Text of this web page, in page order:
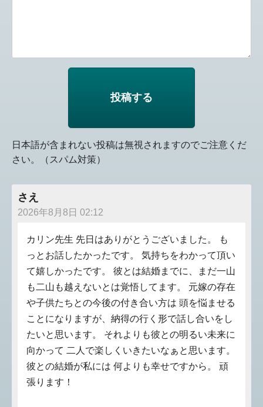
日本語が含まれない投稿は無視されますのでご注意くだ
さい。（スパム対策）
さえ
2026年8月8日 02:12
カリン先生 先日はありがとうございました。 も
っとお話したかったです。 気持ちをわかって頂い
て嬉しかったです。 彼とは結婚までに、まだ一山
も二山も越えないとは覚悟してます。 元嫁の存在
や子供たちとの今後の付き合い方は 頭を悩ませる
ことになりますが、納得の行く形で話し合いをし
たいと思います。 それよりも彼との明るい未来に
向かって 二人で楽しくいきたいなぁと思います。
彼との結婚が私には 何よりも幸せですから。 頑
張ります！